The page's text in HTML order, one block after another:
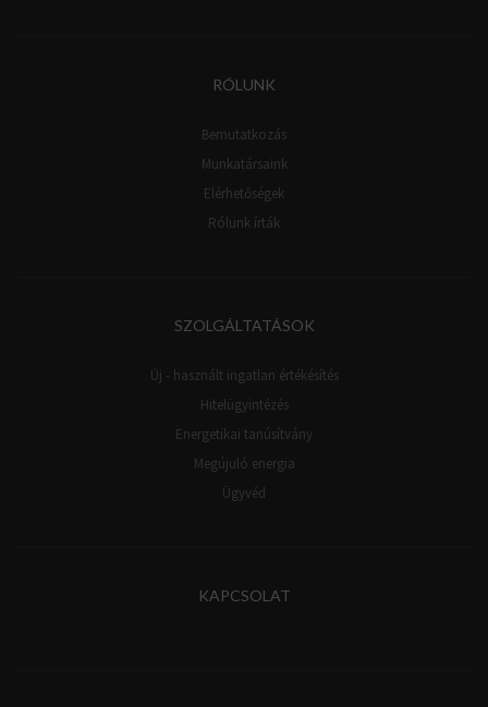
RÓLUNK
Bemutatkozás
Munkatársaink
Elérhetőségek
Rólunk írták
SZOLGÁLTATÁSOK
Új - használt ingatlan értékésítés
Hitelügyintézés
Energetikai tanúsítvány
Megújuló energia
Ügyvéd
KAPCSOLAT